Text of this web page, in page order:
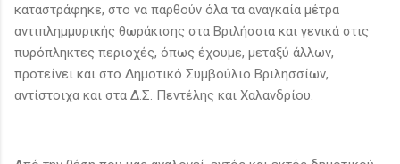
καταστράφηκε, στο να παρθούν όλα τα αναγκαία μέτρα
αντιπλημμυρικής θωράκισης στα Βριλήσσια και γενικά στις
πυρόπληκτες περιοχές, όπως έχουμε, μεταξύ άλλων,
προτείνει και στο Δημοτικό Συμβούλιο Βριλησσίων,
αντίστοιχα και στα Δ.Σ. Πεντέλης και Χαλανδρίου.